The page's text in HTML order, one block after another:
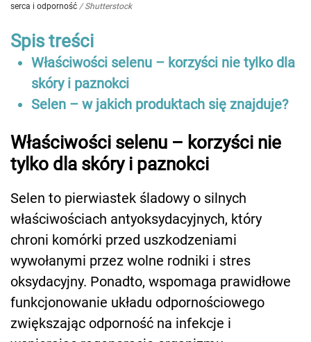
serca i odporność / Shutterstock
Spis treści
Właściwości selenu – korzyści nie tylko dla
skóry i paznokci
Selen – w jakich produktach się znajduje?
Właściwości selenu – korzyści nie
tylko dla skóry i paznokci
Selen to pierwiastek śladowy o silnych
właściwościach antyoksydacyjnych, który
chroni komórki przed uszkodzeniami
wywołanymi przez wolne rodniki i stres
oksydacyjny. Ponadto, wspomaga prawidłowe
funkcjonowanie układu odpornościowego
zwiększając odporność na infekcje i